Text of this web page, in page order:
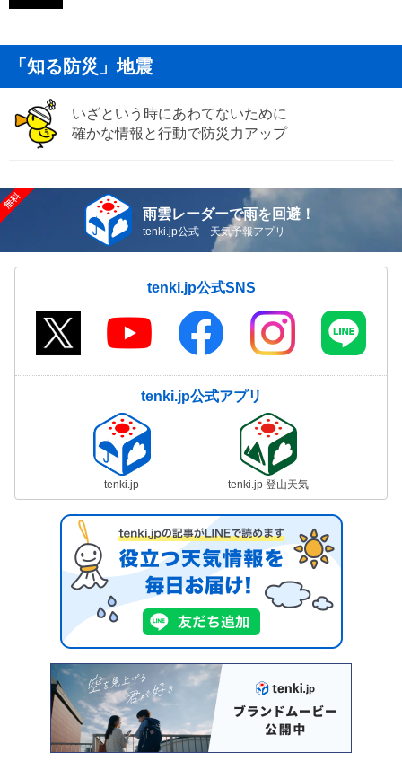
「知る防災」地震
いざという時にあわてないために
確かな情報と行動で防災力アップ
雨雲レーダーで雨を回避！
tenki.jp公式 天気予報アプリ
tenki.jp公式SNS
tenki.jp公式アプリ
tenki.jp tenki.jp 登山天気